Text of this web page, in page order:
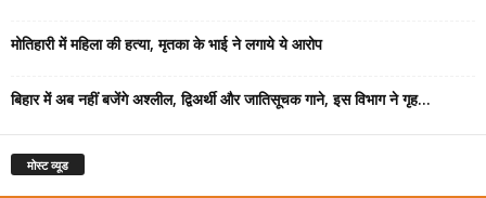
मोतिहारी में महिला की हत्या, मृतका के भाई ने लगाये ये आरोप
बिहार में अब नहीं बजेंगे अश्लील, द्विअर्थी और जातिसूचक गाने, इस विभाग ने गृह...
मोस्ट व्यूड